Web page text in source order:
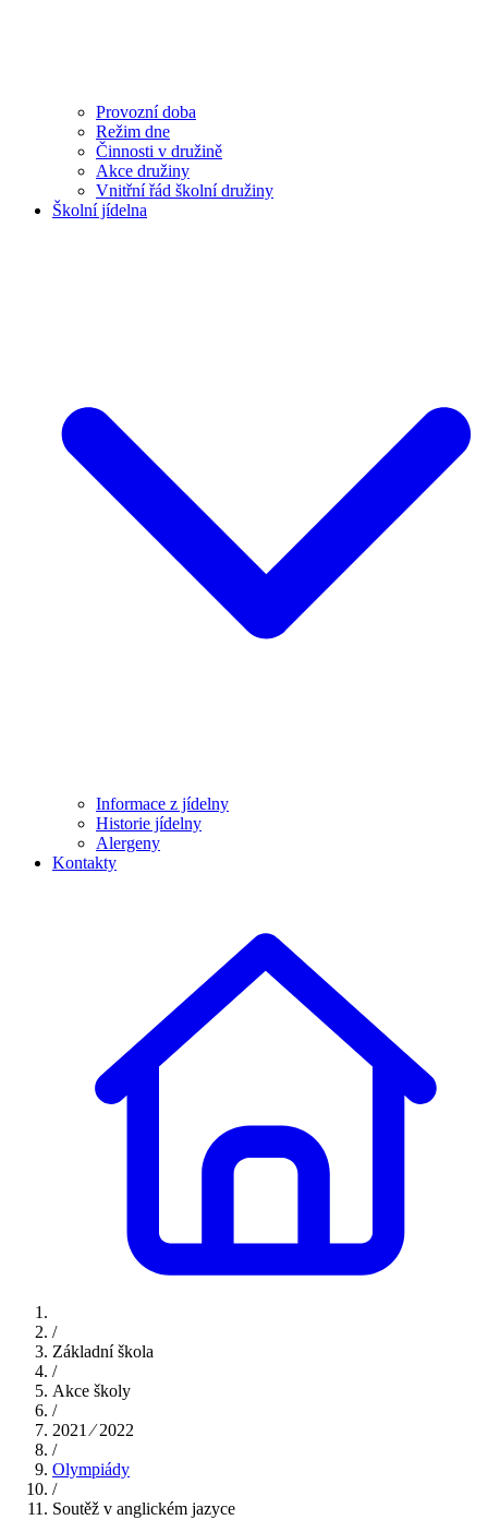
Provozní doba
Režim dne
Činnosti v družině
Akce družiny
Vnitřní řád školní družiny
Školní jídelna
Informace z jídelny
Historie jídelny
Alergeny
Kontakty
/
Základní škola
/
Akce školy
/
2021 ⁄ 2022
/
Olympiády
/
Soutěž v anglickém jazyce